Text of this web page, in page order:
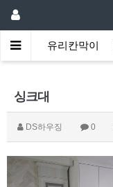
막이 유리칸막이
싱크대
DS하우징 0